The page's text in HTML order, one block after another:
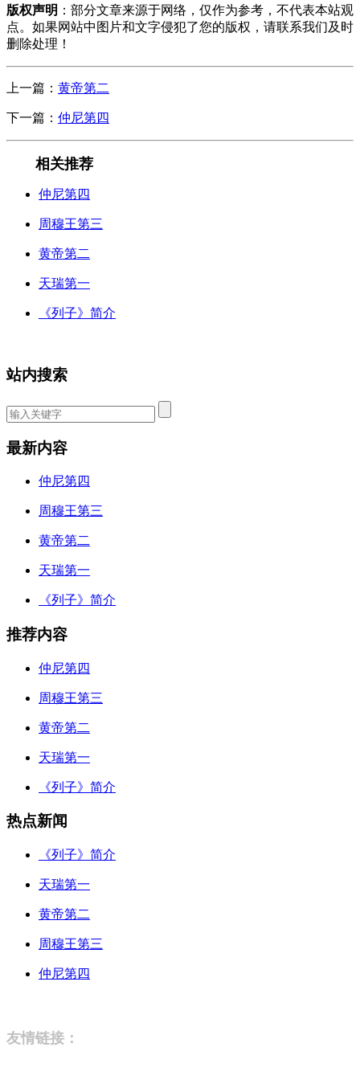
版权声明 ：部分文章来源于网络，仅作为参考，不代表本站观
点。如果网站中图片和文字侵犯了您的版权，请联系我们及时
删除处理！
上一篇： 黄帝第二
下一篇： 仲尼第四
相关推荐
仲尼第四
周穆王第三
黄帝第二
天瑞第一
《列子》简介
站内搜索
最新内容
仲尼第四
周穆王第三
黄帝第二
天瑞第一
《列子》简介
推荐内容
仲尼第四
周穆王第三
黄帝第二
天瑞第一
《列子》简介
热点新闻
《列子》简介
天瑞第一
黄帝第二
周穆王第三
仲尼第四
友情链接：